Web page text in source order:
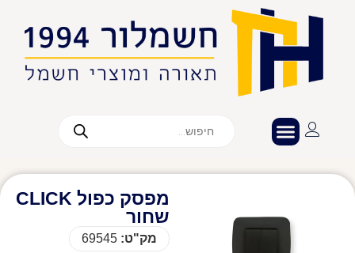
מפסק כפול CLICK
שחור
מק"ט: 69545